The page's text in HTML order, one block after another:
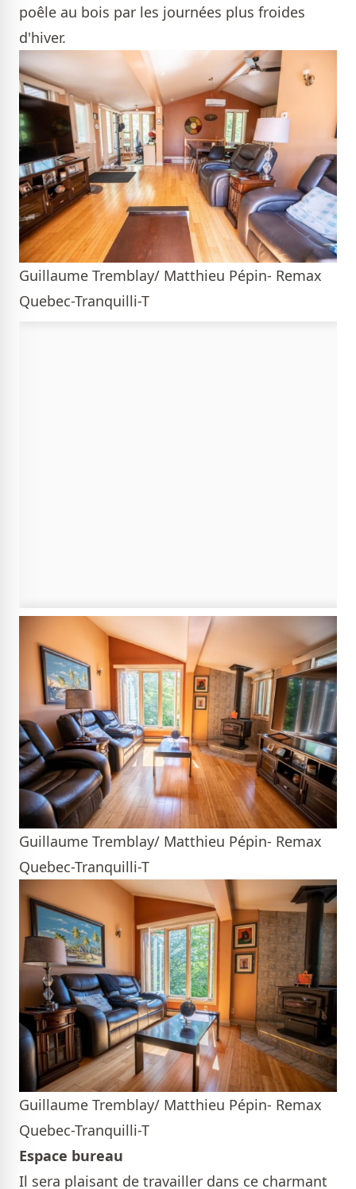
poêle au bois par les journées plus froides
d'hiver.
Guillaume Tremblay/ Matthieu Pépin- Remax
Quebec-Tranquilli-T
Guillaume Tremblay/ Matthieu Pépin- Remax
Quebec-Tranquilli-T
Guillaume Tremblay/ Matthieu Pépin- Remax
Quebec-Tranquilli-T
Espace bureau
Il sera plaisant de travailler dans ce charmant